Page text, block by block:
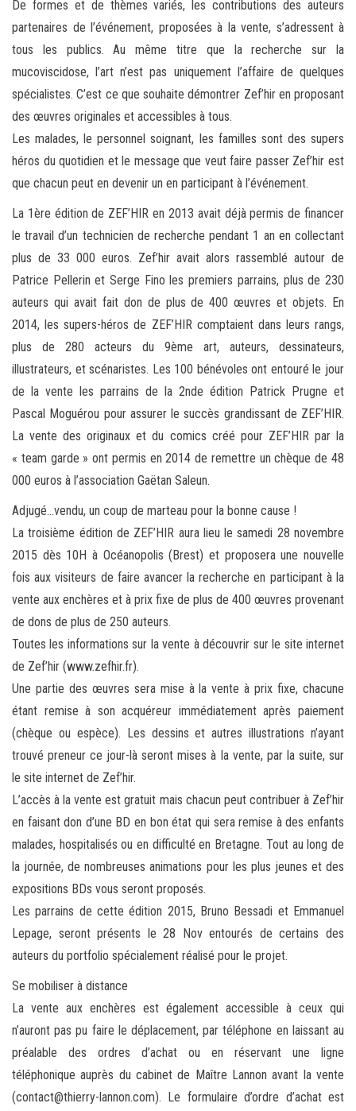
De formes et de thèmes variés, les contributions des auteurs
partenaires de l’événement, proposées à la vente, s’adressent à
tous les publics. Au même titre que la recherche sur la
mucoviscidose, l’art n’est pas uniquement l’affaire de quelques
spécialistes. C’est ce que souhaite démontrer Zef’hir en proposant
des œuvres originales et accessibles à tous.
Les malades, le personnel soignant, les familles sont des supers
héros du quotidien et le message que veut faire passer Zef’hir est
que chacun peut en devenir un en participant à l’événement.
La 1ère édition de ZEF’HIR en 2013 avait déjà permis de financer
le travail d’un technicien de recherche pendant 1 an en collectant
plus de 33 000 euros. Zef’hir avait alors rassemblé autour de
Patrice Pellerin et Serge Fino les premiers parrains, plus de 230
auteurs qui avait fait don de plus de 400 œuvres et objets. En
2014, les supers-héros de ZEF’HIR comptaient dans leurs rangs,
plus de 280 acteurs du 9ème art, auteurs, dessinateurs,
illustrateurs, et scénaristes. Les 100 bénévoles ont entouré le jour
de la vente les parrains de la 2nde édition Patrick Prugne et
Pascal Moguérou pour assurer le succès grandissant de ZEF’HIR.
La vente des originaux et du comics créé pour ZEF’HIR par la
« team garde » ont permis en 2014 de remettre un chèque de 48
000 euros à l’association Gaëtan Saleun.
Adjugé…vendu, un coup de marteau pour la bonne cause !
La troisième édition de ZEF’HIR aura lieu le samedi 28 novembre
2015 dès 10H à Océanopolis (Brest) et proposera une nouvelle
fois aux visiteurs de faire avancer la recherche en participant à la
vente aux enchères et à prix fixe de plus de 400 œuvres provenant
de dons de plus de 250 auteurs.
Toutes les informations sur la vente à découvrir sur le site internet
de Zef’hir (www.zefhir.fr).
Une partie des œuvres sera mise à la vente à prix fixe, chacune
étant remise à son acquéreur immédiatement après paiement
(chèque ou espèce). Les dessins et autres illustrations n’ayant
trouvé preneur ce jour-là seront mises à la vente, par la suite, sur
le site internet de Zef’hir.
L’accès à la vente est gratuit mais chacun peut contribuer à Zef’hir
en faisant don d’une BD en bon état qui sera remise à des enfants
malades, hospitalisés ou en difficulté en Bretagne. Tout au long de
la journée, de nombreuses animations pour les plus jeunes et des
expositions BDs vous seront proposés.
Les parrains de cette édition 2015, Bruno Bessadi et Emmanuel
Lepage, seront présents le 28 Nov entourés de certains des
auteurs du portfolio spécialement réalisé pour le projet.
Se mobiliser à distance
La vente aux enchères est également accessible à ceux qui
n’auront pas pu faire le déplacement, par téléphone en laissant au
préalable des ordres d’achat ou en réservant une ligne
téléphonique auprès du cabinet de Maître Lannon avant la vente
(contact@thierry-lannon.com). Le formulaire d’ordre d’achat est